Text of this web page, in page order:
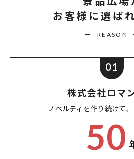
お客様に選ば
REASON
01
株式会社ロマ
ノベルティを作り続けて、
50